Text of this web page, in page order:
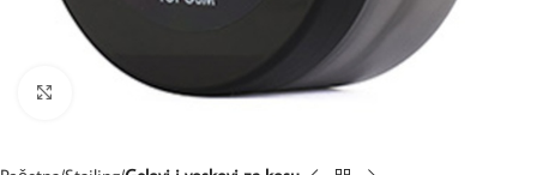
Kliknite za uvećanje